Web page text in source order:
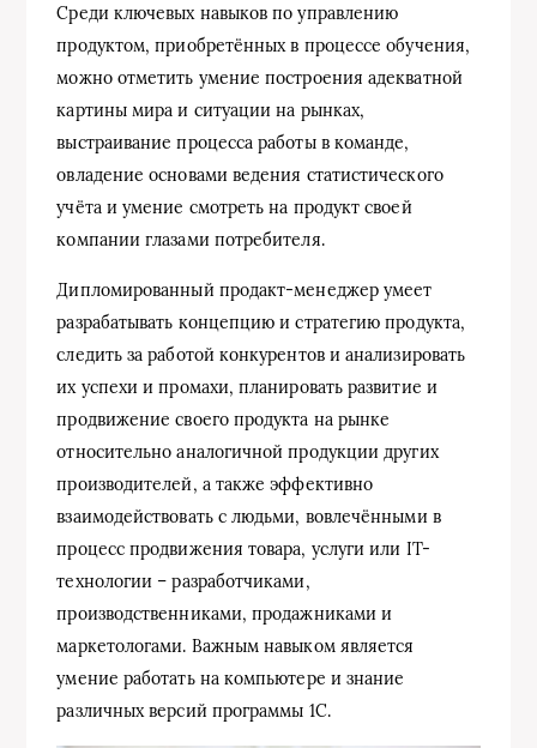
Среди ключевых навыков по управлению
продуктом, приобретённых в процессе обучения,
можно отметить умение построения адекватной
картины мира и ситуации на рынках,
выстраивание процесса работы в команде,
овладение основами ведения статистического
учёта и умение смотреть на продукт своей
компании глазами потребителя.
Дипломированный продакт-менеджер умеет
разрабатывать концепцию и стратегию продукта,
следить за работой конкурентов и анализировать
их успехи и промахи, планировать развитие и
продвижение своего продукта на рынке
относительно аналогичной продукции других
производителей, а также эффективно
взаимодействовать с людьми, вовлечёнными в
процесс продвижения товара, услуги или IT-
технологии – разработчиками,
производственниками, продажниками и
маркетологами. Важным навыком является
умение работать на компьютере и знание
различных версий программы 1С.